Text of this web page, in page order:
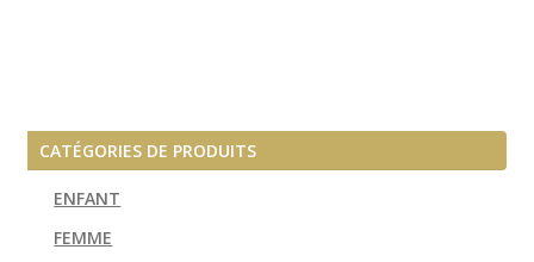
CATÉGORIES DE PRODUITS
ENFANT
FEMME